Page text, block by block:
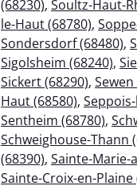
(68230), Soultz-Haut-
le-Haut (68780),
Sondersdorf (68480),
Sigolsheim (68240),
Sickert (68290), Sewen
Haut (68580),
Sentheim (68780),
Schweighouse-Thann
(68390), Sainte-Marie-
Sainte-Croix-en-Plaine